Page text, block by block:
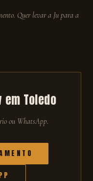
Quer levar a Ju para a
em Toledo
ou WhatsApp.